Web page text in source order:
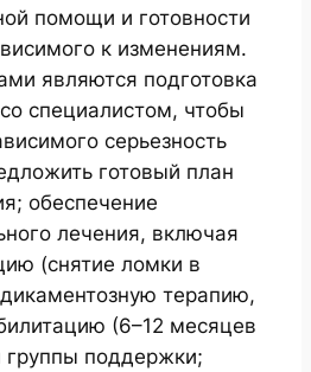
помощи и готовности
к изменениям.
являются подготовка
специалистом, чтобы
серьезность
готовый план
обеспечение
лечения, включая
(снятие ломки в
терапию,
(6–12 месяцев
группы поддержки;